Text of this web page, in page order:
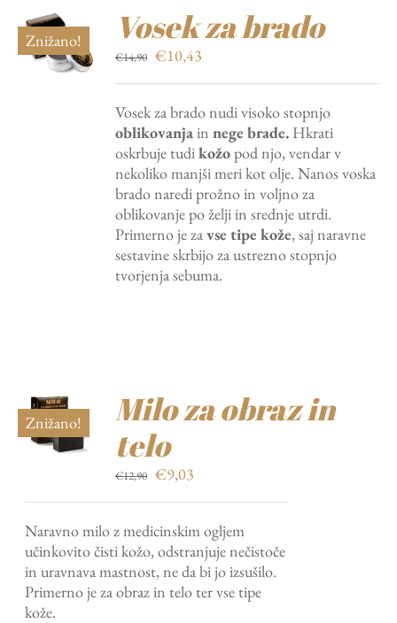
Znižano! Vosek za brado
€14,90 Izvirna
bila:
€14,90.
€10,43
€10,43.
Vosek za brado nudi visoko stopnjo
oblikovanjainnege brade. Hkrati
oskrbuje tudikožopod njo, vendar v
nekoliko manjši meri kot olje. Nanos voska
brado naredi prožno in voljno za
oblikovanje po želji in srednje utrdi.
Primerno je zavse tipe kože, saj naravne
sestavine skrbijo za ustrezno stopnjo
tvorjenja sebuma.
Znižano!
Milo za obraz in
telo
€12,90 Izvirna
bila:
€12,90.
€9,03
€9,03.
Naravno milo z medicinskim ogljem
učinkovito čisti kožo, odstranjuje nečistoče
in uravnava mastnost, ne da bi jo izsušilo.
Primerno je za obraz in telo ter vse tipe
kože.